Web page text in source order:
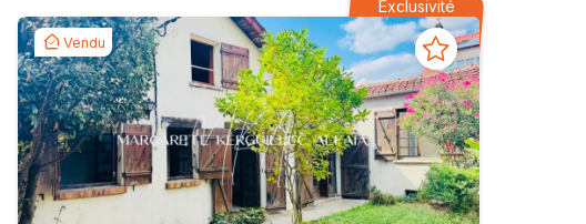
Exclusivité
Vendu